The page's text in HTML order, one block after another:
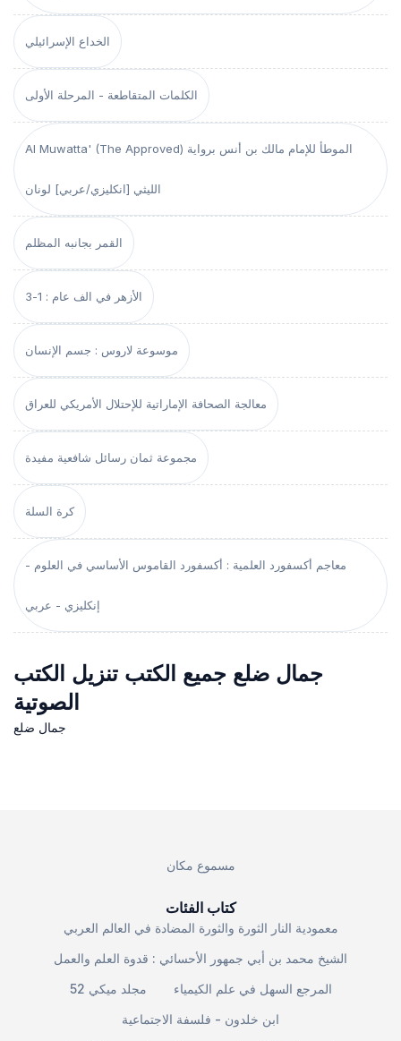
الخداع الإسرائيلي
الكلمات المتقاطعة - المرحلة الأولى
Al Muwatta' (The Approved) الموطأ للإمام مالك بن أنس برواية
الليثي [انكليزي/عربي] لونان
القمر بجانبه المظلم
الأزهر في الف عام : 1-3
موسوعة لاروس : جسم الإنسان
معالجة الصحافة الإماراتية للإحتلال الأمريكي للعراق
مجموعة ثمان رسائل شافعية مفيدة
كرة السلة
معاجم أكسفورد العلمية : أكسفورد القاموس الأساسي في العلوم -
إنكليزي - عربي
جمال ضلع جميع الكتب تنزيل الكتب
الصوتية
جمال ضلع
مسموع مكان
كتاب الفئات
معمودية النار الثورة والثورة المضادة في العالم العربي
الشيخ محمد بن أبي جمهور الأحسائي : قدوة العلم والعمل
مجلد ميكي 52
المرجع السهل في علم الكيمياء
ابن خلدون - فلسفة الاجتماعية